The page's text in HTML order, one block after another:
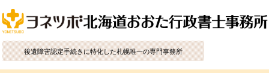
後遺障害認定手続きに特化した札幌唯一の専門事務所